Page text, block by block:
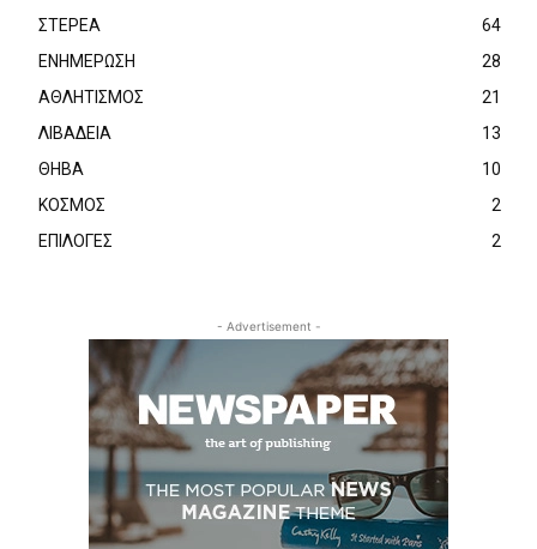
ΣΤΕΡΕΑ
64
ΕΝΗΜΕΡΩΣΗ
28
ΑΘΛΗΤΙΣΜΟΣ
21
ΛΙΒΑΔΕΙΑ
13
ΘΗΒΑ
10
ΚΟΣΜΟΣ
2
ΕΠΙΛΟΓΕΣ
2
- Advertisement -